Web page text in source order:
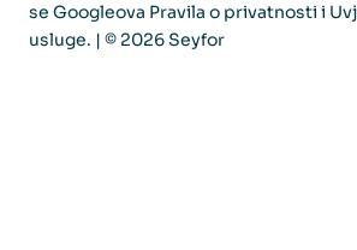
se Googleova Pravila o privatnosti i
usluge. | © 2026 Seyfor